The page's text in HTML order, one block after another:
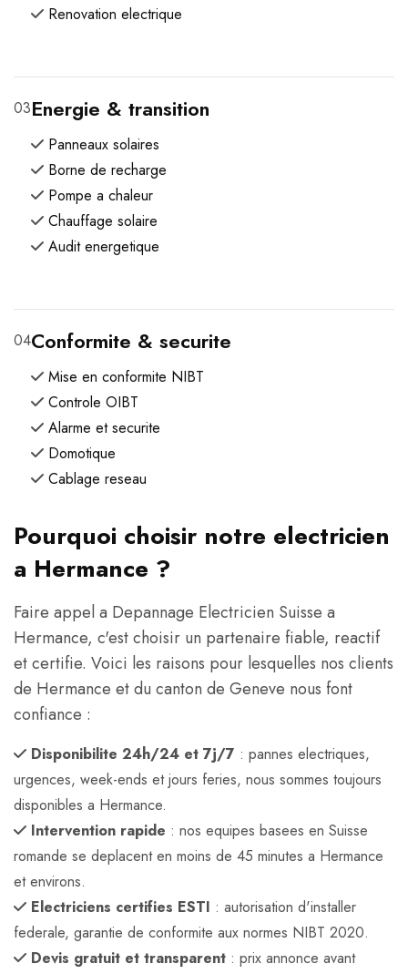
Renovation electrique
03Energie & transition
Panneaux solaires
Borne de recharge
Pompe a chaleur
Chauffage solaire
Audit energetique
04Conformite & securite
Mise en conformite NIBT
Controle OIBT
Alarme et securite
Domotique
Cablage reseau
Pourquoi choisir notre electricien
a Hermance ?
Faire appel a Depannage Electricien Suisse a
Hermance, c'est choisir un partenaire fiable, reactif
et certifie. Voici les raisons pour lesquelles nos clients
de Hermance et du canton de Geneve nous font
confiance :
Disponibilite 24h/24 et 7j/7 : pannes electriques,
urgences, week-ends et jours feries, nous sommes toujours
disponibles a Hermance.
Intervention rapide : nos equipes basees en Suisse
romande se deplacent en moins de 45 minutes a Hermance
et environs.
Electriciens certifies ESTI : autorisation d'installer
federale, garantie de conformite aux normes NIBT 2020.
Devis gratuit et transparent : prix annonce avant